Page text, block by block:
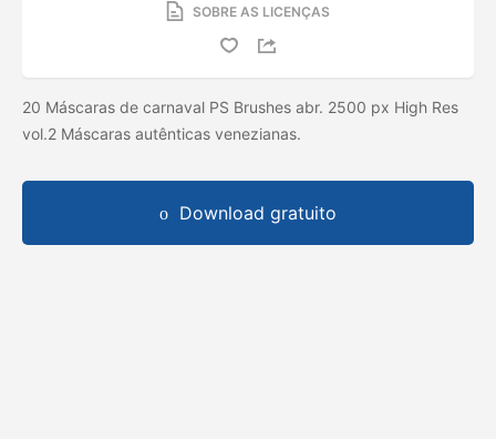
SOBRE AS LICENÇAS
20 Máscaras de carnaval PS Brushes abr. 2500 px High Res
vol.2 Máscaras autênticas venezianas.
Download gratuito